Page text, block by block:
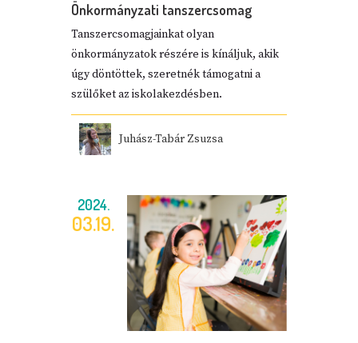
Önkormányzati tanszercsomag
Tanszercsomagjainkat olyan
önkormányzatok részére is kínáljuk, akik
úgy döntöttek, szeretnék támogatni a
szülőket az iskolakezdésben.
Juhász-Tabár Zsuzsa
2024.
03.19.